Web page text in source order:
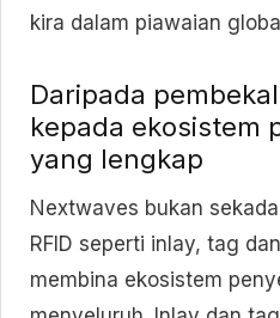
kira dalam piawaian
Daripada
kepada ekosistem
yang lengkap
Nextwaves bukan
RFID seperti inlay, tag
membina ekosistem